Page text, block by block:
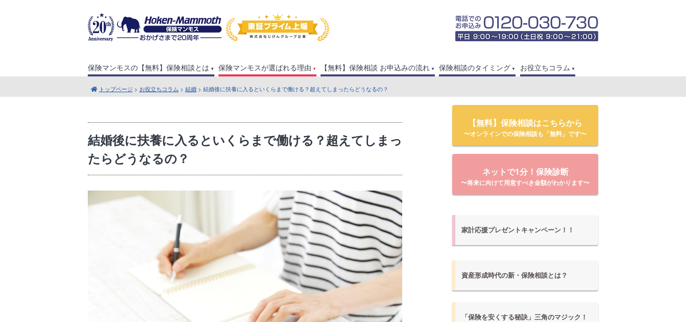
保険マンモスの【無料】保険相談とは 保険マンモスが選ばれる理由 【無料】保険相談 お申込みの流れ 保険相談のタイミング お役立ちコラム
トップページ > お役立ちコラム > 結婚 > 結婚後に扶養に入るといくらまで働ける？超えてしまったらどうなるの？
結婚後に扶養に入るといくらまで働ける？超えてしまっ
たらどうなるの？
【無料】保険相談はこちらから
〜オンラインでの保険相談も「無料」です〜
ネットで1分！保険診断
〜将来に向けて用意すべき金額がわかります〜
家計応援プレゼントキャンペーン！！
資産形成時代の新・保険相談とは？
「保険を安くする秘訣」三角のマジック！